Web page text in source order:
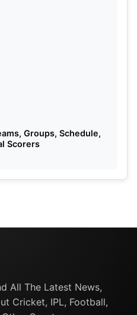
Groups, Schedule,
Scorers
All The Latest News,
Cricket, IPL, Football,